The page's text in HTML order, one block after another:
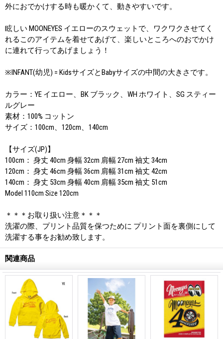
外におでかけする時も暖かくて、動きやすいです。
眩しい MOONEYES イエローのスウェットで、ワクワクさせてく
れるこのアイテムを着せてあげて、楽しいところへのおでかけ
に連れて行ってあげましょう！
※INFANT(幼児) = KidsサイズとBabyサイズの中間の大きさです。
カラー：YE イエロー、BK ブラック、WH ホワイト、SG スティー
ルグレー
素材：100% コットン
サイズ：100cm、120cm、140cm
【サイズ(JP)】
100cm： 身丈 40cm 身幅 32cm 肩幅 27cm 袖丈 34cm
120cm： 身丈 46cm 身幅 36cm 肩幅 31cm 袖丈 42cm
140cm： 身丈 53cm 身幅 40cm 肩幅 35cm 袖丈 51cm
Model 110cm Size 120cm
＊＊＊お取り扱い注意＊＊＊
洗濯の際、プリント品質を保つために プリント面を裏側にして
洗濯する事をお勧め致します。
関連商品